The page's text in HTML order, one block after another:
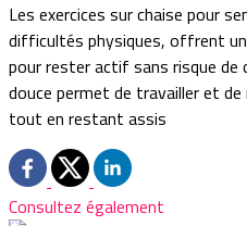
Les exercices sur chaise pour
difficultés physiques, offrent
pour rester actif sans risque de
douce permet de travailler et de
tout en restant assis
Consultez également